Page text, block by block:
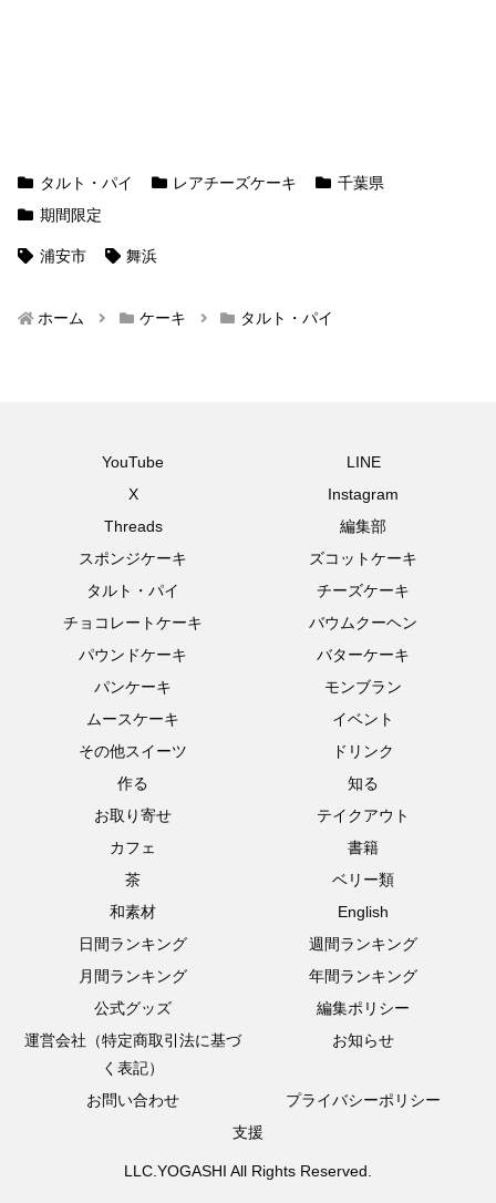
タルト・パイ レアチーズケーキ
千葉県
期間限定
浦安市 舞浜
ホーム ケーキ タルト・パイ
YouTube
LINE
X
Instagram
Threads
編集部
スポンジケーキ
ズコットケーキ
タルト・パイ
チーズケーキ
チョコレートケーキ
バウムクーヘン
パウンドケーキ
バターケーキ
パンケーキ
モンブラン
ムースケーキ
イベント
その他スイーツ
ドリンク
作る
知る
お取り寄せ
テイクアウト
カフェ
書籍
茶
ベリー類
和素材
English
日間ランキング
週間ランキング
月間ランキング
年間ランキング
公式グッズ
編集ポリシー
運営会社（特定商取引法に基づ
く表記）
お知らせ
お問い合わせ
プライバシーポリシー
支援
LLC.YOGASHI All Rights Reserved.